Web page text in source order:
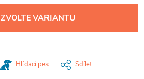
ZVOLTE VARIANTU
Hlídací pes Sdílet